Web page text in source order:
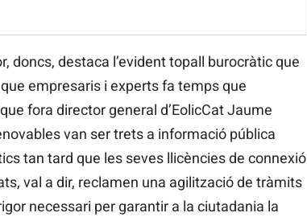
doncs, destaca l’evident topall burocràtic que
empresaris i experts fa temps que
fora director general d’EolicCat Jaume
van ser trets a informació pública
tan tard que les seves llicències de connexió
val a dir, reclamen una agilització de tràmits
necessari per garantir a la ciutadania la